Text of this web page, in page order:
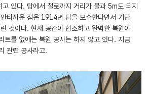
있다. 탑에서 철로까지 거리가 불과 5m도 되지
타까운 점은 1914년 탑을 보수한다면서 기단
것이다. 현재 공간이 협소하고 완벽한 복원이
트를 없애는 복원 공사는 하지 않고 있다. 지금
관련 공사라고.